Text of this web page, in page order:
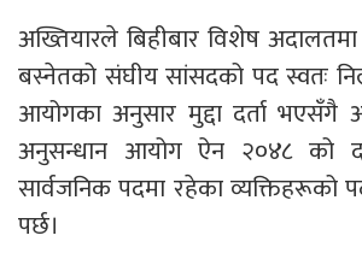
अख्तियारले बिहीबार विशेष अदालतमा
बस्नेतको संघीय सांसदको पद स्वतः
आयोगका अनुसार मुद्दा दर्ता भएसँगै
अनुसन्धान आयोग ऐन २०४८ को
सार्वजनिक पदमा रहेका व्यक्तिहरूको
पर्छ।